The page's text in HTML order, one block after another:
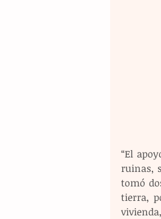
“El
ruinas,
tomó
tierra,